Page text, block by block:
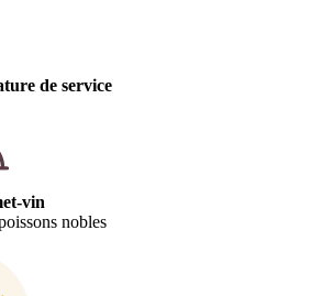
de service
vin
nobles